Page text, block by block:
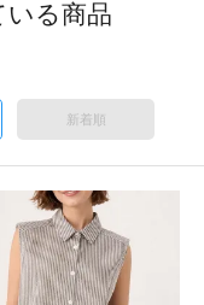
いる商品
新着順